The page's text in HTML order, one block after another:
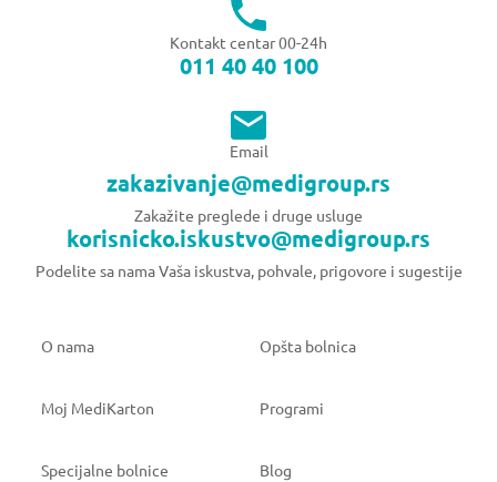
Kontakt centar 00-24h
011 40 40 100
Email
zakazivanje@medigroup.rs
Zakažite preglede i druge usluge
korisnicko.iskustvo@medigroup.rs
Podelite sa nama Vaša iskustva, pohvale, prigovore i sugestije
O nama Opšta bolnica
Moj MediKarton Programi
Specijalne bolnice Blog